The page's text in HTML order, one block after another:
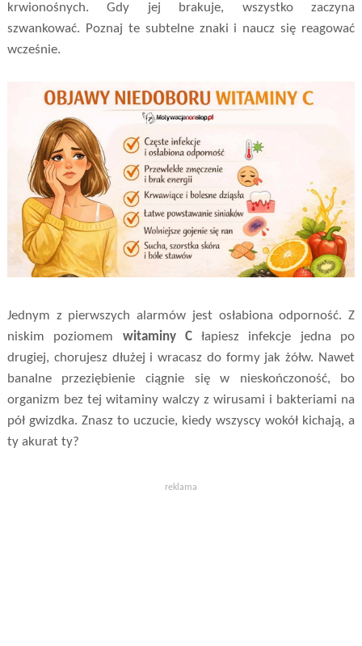
krwionośnych. Gdy jej brakuje, wszystko zaczyna
szwankować. Poznaj te subtelne znaki i naucz się reagować
wcześnie.
Jednym z pierwszych alarmów jest osłabiona odporność. Z
niskim poziomem witaminy Cłapiesz infekcje jedna po
drugiej, chorujesz dłużej i wracasz do formy jak żółw. Nawet
banalne przeziębienie ciągnie się w nieskończoność, bo
organizm bez tej witaminy walczy z wirusami i bakteriami na
pół gwizdka. Znasz to uczucie, kiedy wszyscy wokół kichają, a
ty akurat ty?
reklama